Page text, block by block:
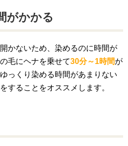
がかかる
かないため、染めるのに時間が
毛にヘナを乗せて30分～1時間が
っくり染める時間があまりない
することをオススメします。